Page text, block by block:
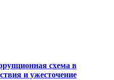
схема в
и ужесточение